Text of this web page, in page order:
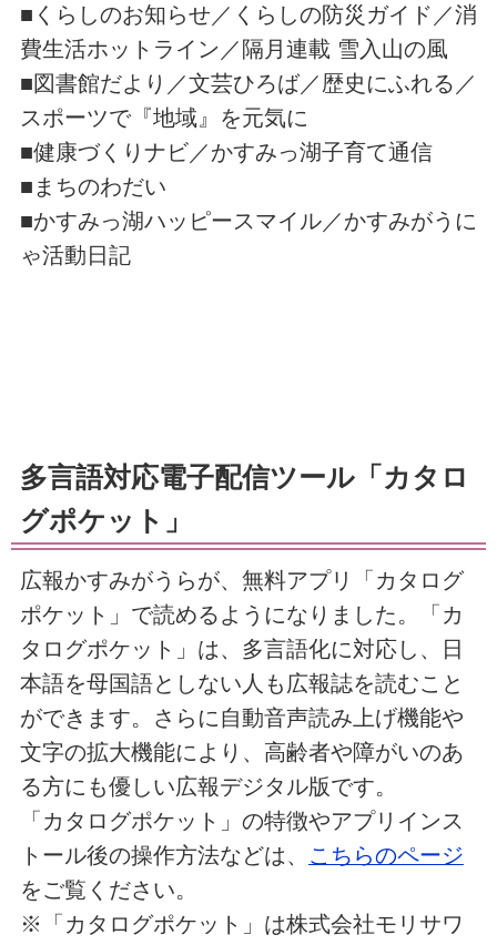
■くらしのお知らせ／くらしの防災ガイド／消
費生活ホットライン／隔月連載 雪入山の風
■図書館だより／文芸ひろば／歴史にふれる／
スポーツで『地域』を元気に
■健康づくりナビ／かすみっ湖子育て通信
■まちのわだい
■かすみっ湖ハッピースマイル／かすみがうに
ゃ活動日記
多言語対応電子配信ツール「カタロ
グポケット」
広報かすみがうらが、無料アプリ「カタログ
ポケット」で読めるようになりました。「カ
タログポケット」は、多言語化に対応し、日
本語を母国語としない人も広報誌を読むこと
ができます。さらに自動音声読み上げ機能や
文字の拡大機能により、高齢者や障がいのあ
る方にも優しい広報デジタル版です。
「カタログポケット」の特徴やアプリインス
トール後の操作方法などは、 こちらのページ
をご覧ください。
※「カタログポケット」は株式会社モリサワ